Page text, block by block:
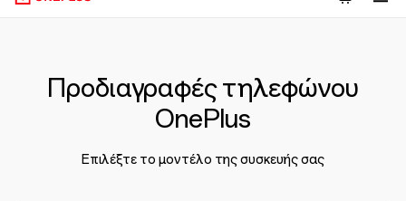
Προδιαγραφές τηλεφώνου
OnePlus
Επιλέξτε το μοντέλο της συσκευής σας